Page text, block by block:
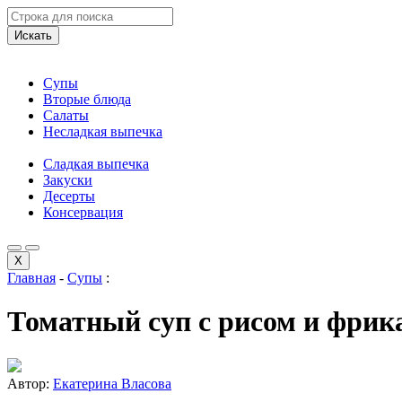
Искать
Супы
Вторые блюда
Салаты
Несладкая выпечка
Сладкая выпечка
Закуски
Десерты
Консервация
X
Главная - Супы :
Томатный суп с рисом и
Автор: Екатерина Власова